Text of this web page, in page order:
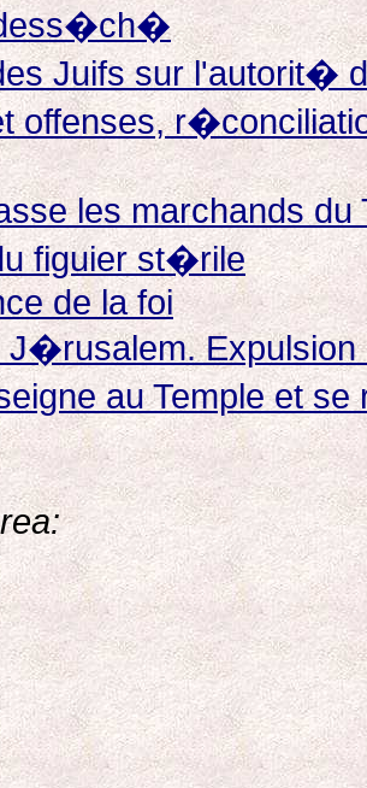
Juifs sur l'autorit�
offenses,
les marchands du
figuier st�rile
de la foi
Expulsion
au Temple et se